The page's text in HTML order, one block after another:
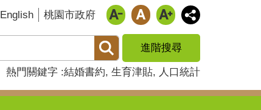
English 桃園市政府
進階搜尋
熱門關鍵字 結婚書約 生育津貼 人口統計